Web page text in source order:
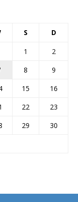
S D
1
2
8
9
15
16
22
23
29
30